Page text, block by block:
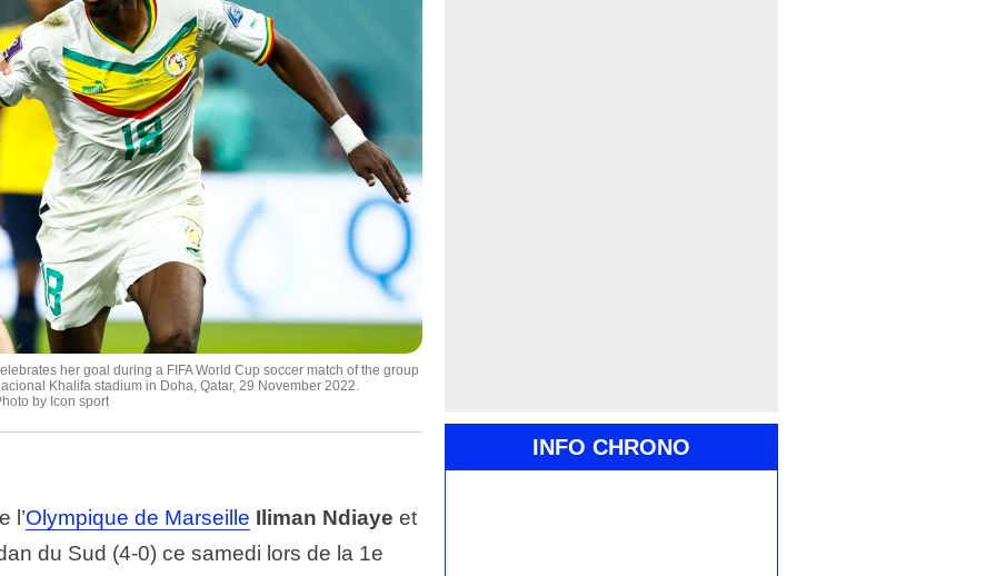
INFO CHRONO
her goal during a FIFA World Cup soccer match of the group
Khalifa stadium in Doha, Qatar, 29 November 2022.
by Icon sport
l’Olympique de Marseille Iliman Ndiaye et
du Sud (4-0) ce samedi lors de la 1e